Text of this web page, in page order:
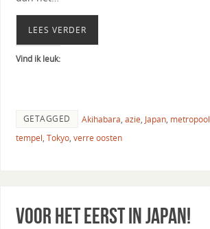
LEES VERDER
Vind ik leuk:
GETAGGED Akihabara, azie, Japan, metropool
tempel, Tokyo, verre oosten
Voor het eerst in Japan!